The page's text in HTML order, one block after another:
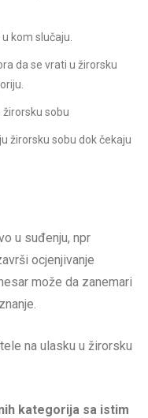
kom slučaju.
da se vrati u žirorsku
sobu
žirorsku sobu dok čekaju
u suđenju, npr
ocjenjivanje
može da zanemari
na ulasku u žirorsku
kategorija sa istim